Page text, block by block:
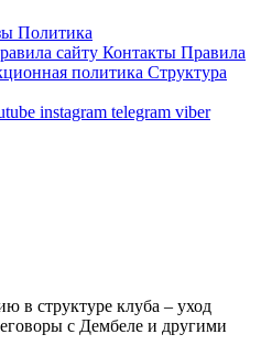
Политика
сайту Контакты Правила
политика Структура
instagram telegram viber
в структуре клуба – уход
с Дембеле и другими